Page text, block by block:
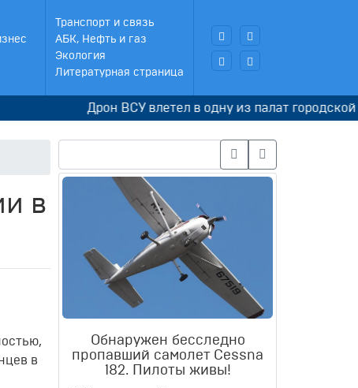
Транспорт и связь
АБК, Нефть и газ
Экология
Литературная страница
Дрон ВСУ влетел в одну из палат городской
в
в
Обнаружен бесследно
пропавший самолет Cessna
182. Пилоты живы!